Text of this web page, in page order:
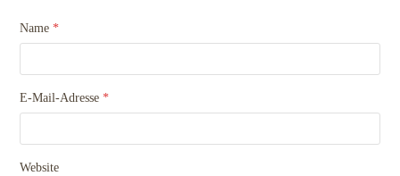
Name*
E-Mail-Adresse*
Website